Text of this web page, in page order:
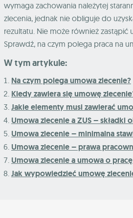
wymaga zachowania należytej
zlecenia, jednak nie obliguje do
rezultatu. Nie może również zastąpić
Sprawdź, na czym polega praca na
W tym artykule:
Na czym polega umowa zlecenie?
Kiedy zawiera się umowę
Jakie elementy musi zawierać
Umowa zlecenie a ZUS – składki
Umowa zlecenie – minimalna
Umowa zlecenie – prawa
Umowa zlecenie a umowa o pracę
Jak wypowiedzieć umowę